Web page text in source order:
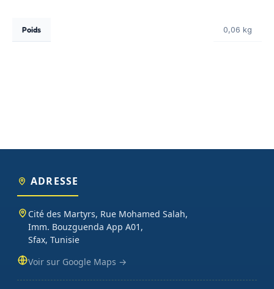
Poids 0,06 kg
ADRESSE
Cité des Martyrs, Rue Mohamed Salah,
Imm. Bouzguenda App A01,
Sfax, Tunisie
Voir sur Google Maps →